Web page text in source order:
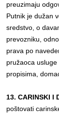
preuzimaju
Putnik je dužan
sredstvo, o
prevozniku,
prava po
pružaoca
propisima,
13. CARINSKI I
poštovati